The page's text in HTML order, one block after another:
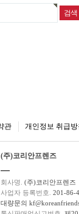
관 개인정보 취급방
(주)코리안프렌즈
회사명. (주)코리안프렌즈
사업자 등록번호. 201-86-
대량문의